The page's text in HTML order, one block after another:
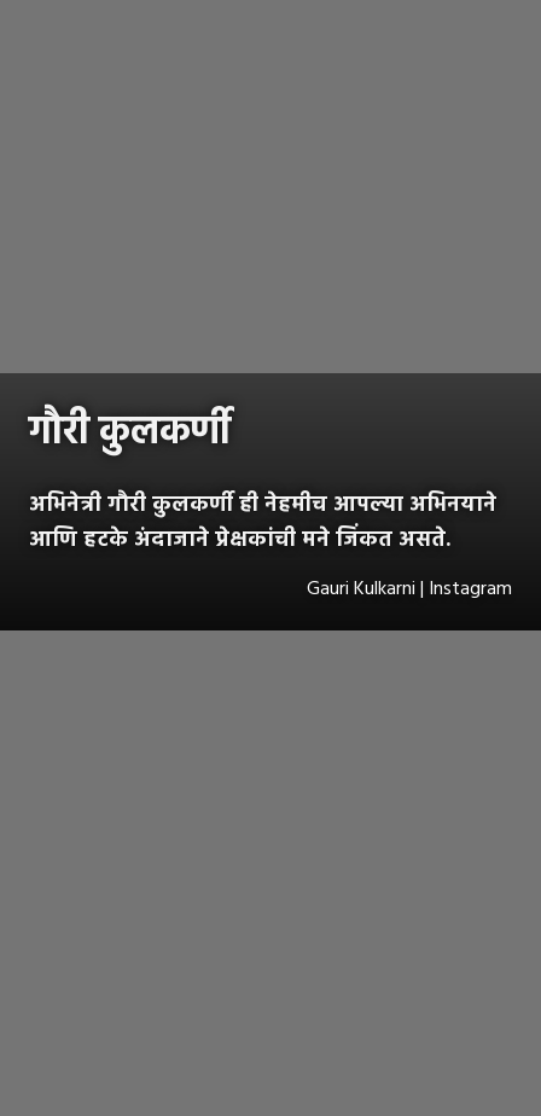
गौरी कुलकर्णी
अभिनेत्री गौरी कुलकर्णी ही नेहमीच आपल्या अभिनयाने
आणि हटके अंदाजाने प्रेक्षकांची मने जिंकत असते.
Gauri Kulkarni | Instagram